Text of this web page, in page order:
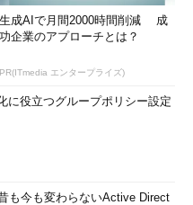
生成AIで月間2000時間削減 成
功企業のアプローチとは？
PR(ITmedia エンタープライズ)
に役立つグループポリシー設定
も今も変わらないActive Direct